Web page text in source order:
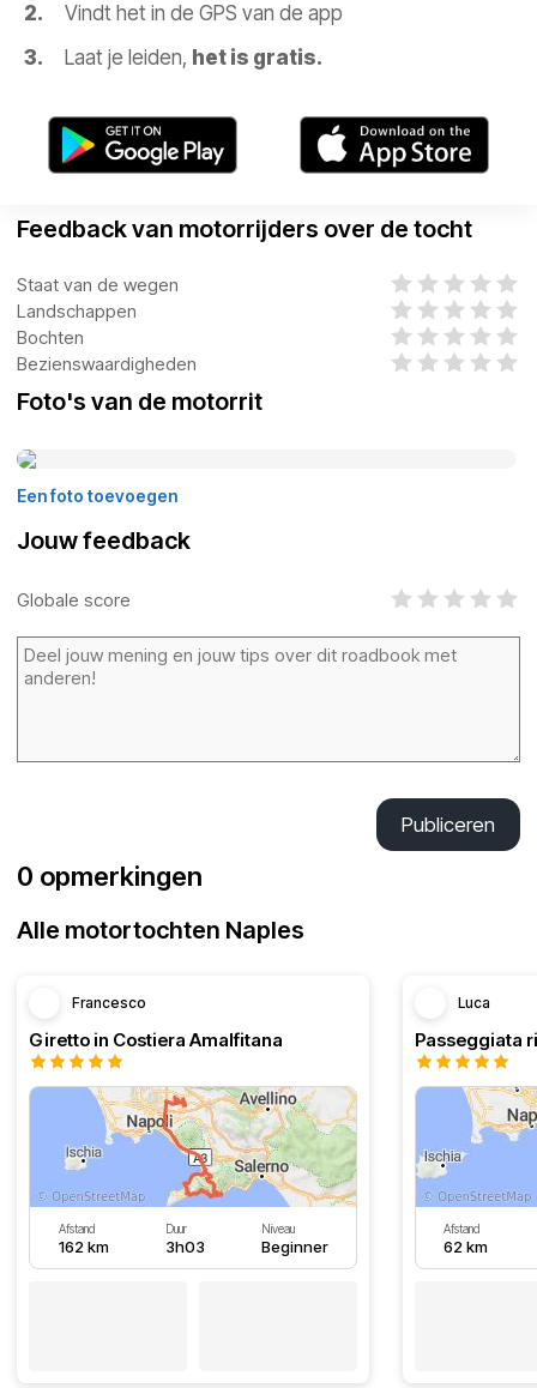
Vindt het in de GPS van de app
Laat je leiden, het is gratis.
Feedback van motorrijders over de tocht
Staat van de wegen
Landschappen
Bochten
Bezienswaardigheden
Foto's van de motorrit
Een foto toevoegen
Jouw feedback
Globale score
Publiceren
0 opmerkingen
Alle motortochten Naples
Francesco
Giretto in Costiera Amalfitana
Afstand
162 km
Duur
3h03
Niveau
Beginner
Luca
Passeggiata
Afstand
62 km